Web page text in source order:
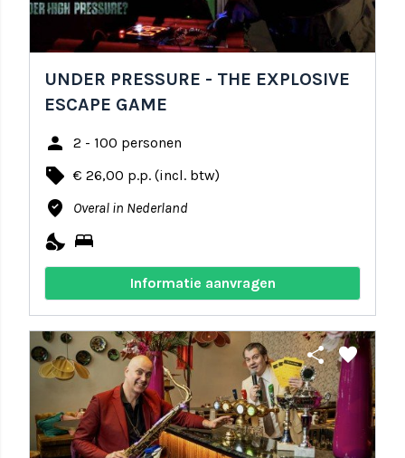
UNDER PRESSURE - THE EXPLOSIVE
ESCAPE GAME
person 2 - 100 personen
local_offer € 26,00 p.p. (incl. btw)
where_to_vote Overal in Nederland
nights_stay bed
Informatie aanvragen
share favorite